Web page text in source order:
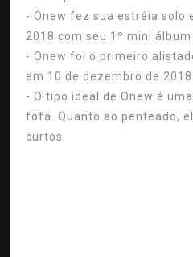
- Onew fez sua estréia solo
2018 com seu 1º mini álbum
- Onew foi o primeiro
em 10 de dezembro de
- O tipo ideal de Onew é
fofa. Quanto ao penteado,
curtos.